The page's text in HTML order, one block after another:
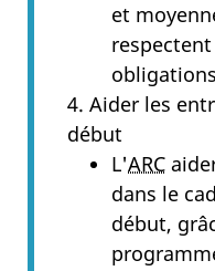
et
4. Aider les
début
L'ARC
dans le
début,